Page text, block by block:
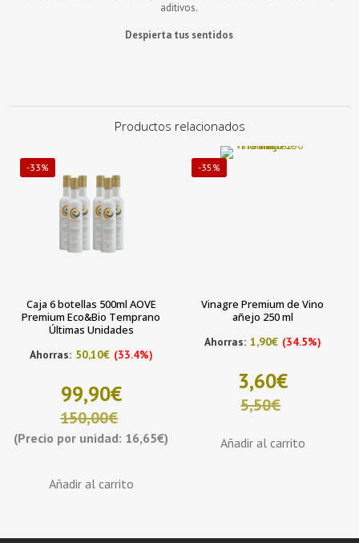
aditivos.
Despierta tus sentidos
Productos relacionados
-33%
Caja 6 botellas 500ml AOVE
Premium Eco&Bio Temprano
Últimas Unidades
(Precio por unidad: 16,65€)
150,00€
precio
original
99,90€
precio
actual
Ahorras: 50,10€ (33.4%)
Añadir al carrito
-35%
Vinagre Premium de Vino
añejo 250 ml
5,50€
precio
original
3,60€
precio
actual
Ahorras: 1,90€ (34.5%)
Añadir al carrito